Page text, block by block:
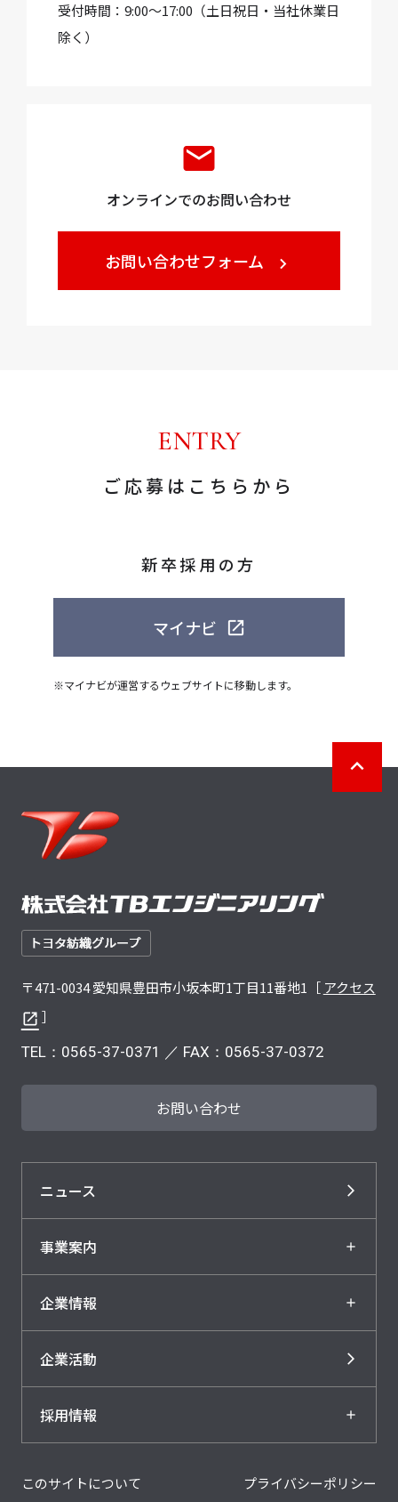
受付時間：9:00～17:00（土日祝日・当社休業日
除く）
email
オンラインでのお問い合わせ
お問い合わせフォーム
ENTRY
ご応募はこちらから
新卒採用の方
マイナビ
※マイナビが運営するウェブサイトに移動します。
〒471-0034 愛知県豊田市小坂本町1丁目11番地1［ アクセス
］
TEL： 0565-37-0371 ／ FAX：0565-37-0372
お問い合わせ
ニュース
事業案内
企業情報
企業活動
採用情報
このサイトについて プライバシーポリシー